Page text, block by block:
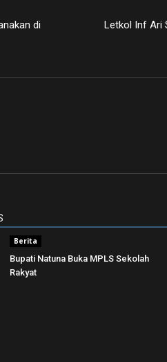
di
Letkol Inf Ari
Berita
Bupati Natuna Buka MPLS Sekolah
Rakyat